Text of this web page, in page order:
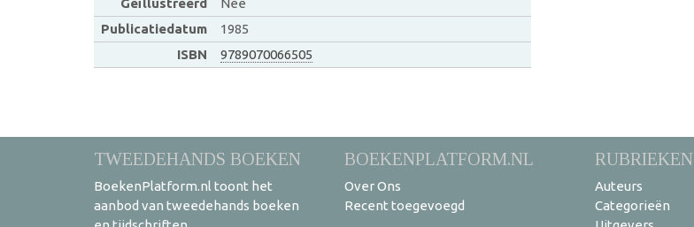
Publicatiedatum
1985
ISBN
9789070066505
TWEEDEHANDS BOEKEN
BoekenPlatform.nl toont het
aanbod van tweedehands boeken
BOEKENPLATFORM.NL
Over Ons
Recent toegevoegd
RUBRIEKEN
Auteurs
Categorieën